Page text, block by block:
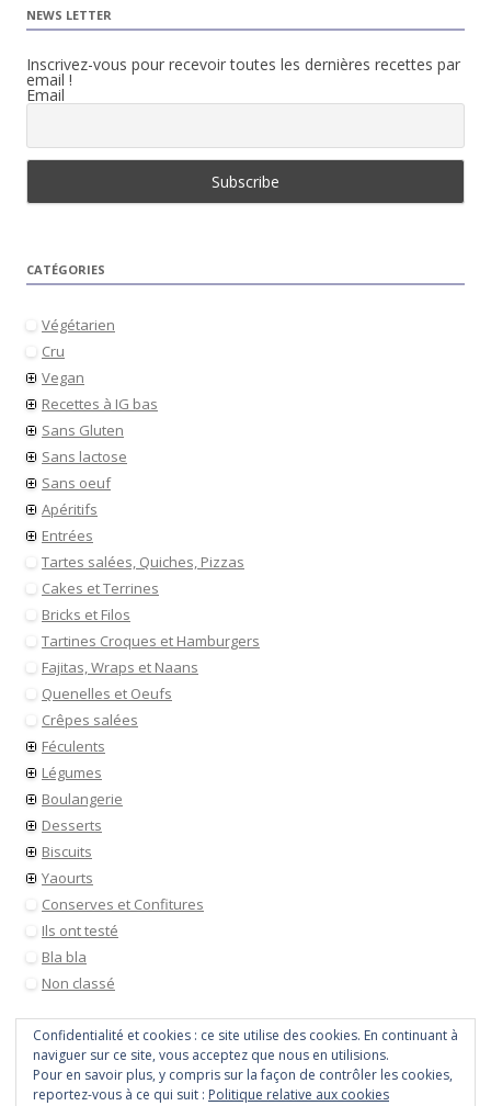
NEWS LETTER
Inscrivez-vous pour recevoir toutes les dernières recettes par
email !
Email
CATÉGORIES
Végétarien
Cru
Vegan
Recettes à IG bas
Sans Gluten
Sans lactose
Sans oeuf
Apéritifs
Entrées
Tartes salées, Quiches, Pizzas
Cakes et Terrines
Bricks et Filos
Tartines Croques et Hamburgers
Fajitas, Wraps et Naans
Quenelles et Oeufs
Crêpes salées
Féculents
Légumes
Boulangerie
Desserts
Biscuits
Yaourts
Conserves et Confitures
Ils ont testé
Bla bla
Non classé
Confidentialité et cookies : ce site utilise des cookies. En continuant à
naviguer sur ce site, vous acceptez que nous en utilisions.
Pour en savoir plus, y compris sur la façon de contrôler les cookies,
reportez-vous à ce qui suit : Politique relative aux cookies